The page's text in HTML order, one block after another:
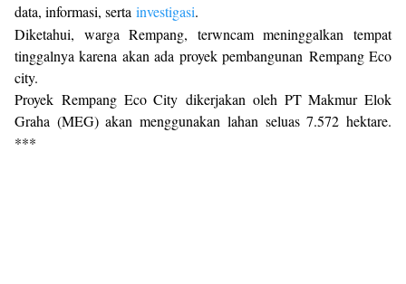
data, informasi, serta investigasi.
Diketahui, warga Rempang, terwncam meninggalkan tempat
tinggalnya karena akan ada proyek pembangunan Rempang Eco
city.
Proyek Rempang Eco City dikerjakan oleh PT Makmur Elok
Graha (MEG) akan menggunakan lahan seluas 7.572 hektare.
***